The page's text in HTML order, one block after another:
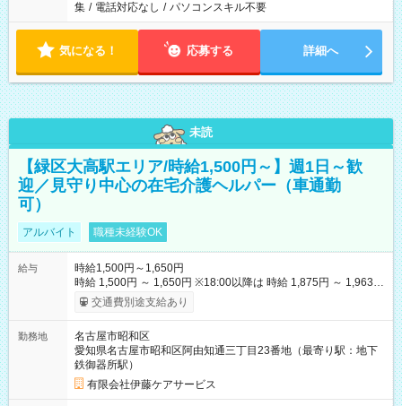
集 / 電話対応なし / パソコンスキル不要
気になる！ 応募する 詳細へ
未読
【緑区大高駅エリア/時給1,500円～】週1日～歓
迎／見守り中心の在宅介護ヘルパー（車通勤
可）
アルバイト 職種未経験OK
給与
時給1,500円～1,650円
時給 1,500円 ～ 1,650円 ※18:00以降は 時給 1,875円 ～ 1,963円
（夜間割増手当含む） 【その他手当・待遇】 ・昇給：年1回（4
月） ・賞与：業績や年間勤務時間により支給あり ・資格手当：
で） ・マイカー通勤可（駐車場あり） 【試用期間】試用期間な
し
交通費別途支給あり
勤務地
名古屋市昭和区
愛知県名古屋市昭和区阿由知通三丁目23番地（最寄り駅：地下
鉄御器所駅）
有限会社伊藤ケアサービス